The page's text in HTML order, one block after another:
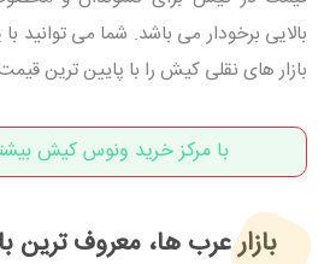
بالایی برخودار می باشد. شما می توانید
بازار های نقلی کیش را با پایین ترین
با مرکز خرید ونوس کیش
بازار عرب ها، معروف ترین